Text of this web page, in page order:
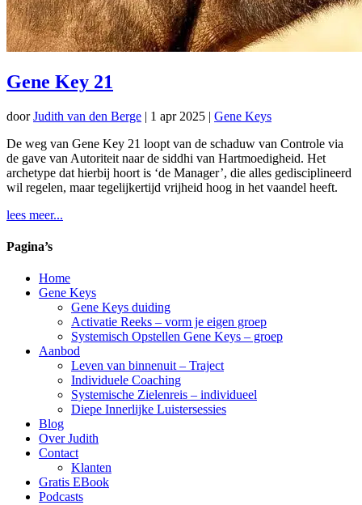
Gene Key 21
doorJudith van den Berge | 1 apr 2025 | Gene Keys
De weg van Gene Key 21 loopt van de schaduw van Controle via
de gave van Autoriteit naar de siddhi van Hartmoedigheid. Het
archetype dat hierbij hoort is ‘de Manager’, die alles gedisciplineerd
wil regelen, maar tegelijkertijd vrijheid hoog in het vaandel heeft.
lees meer...
Pagina’s
Home
Gene Keys
Gene Keys duiding
Activatie Reeks – vorm je eigen groep
Systemisch Opstellen Gene Keys – groep
Aanbod
Leven van binnenuit – Traject
Individuele Coaching
Systemische Zielenreis – individueel
Diepe Innerlijke Luistersessies
Blog
Over Judith
Contact
Klanten
Gratis EBook
Podcasts